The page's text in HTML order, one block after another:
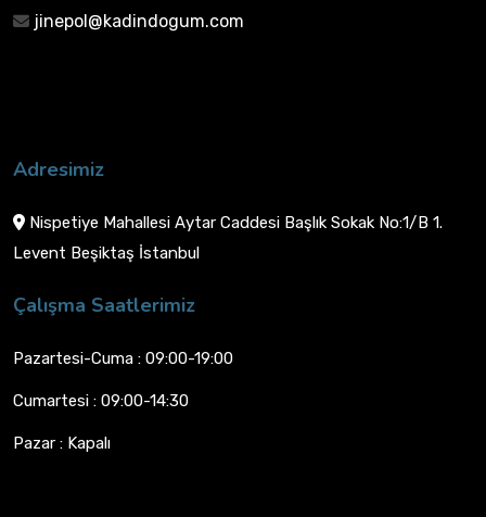
jinepol@kadindogum.com
Adresimiz
Nispetiye Mahallesi Aytar Caddesi Başlık Sokak No:1/B 1.
Levent Beşiktaş İstanbul
Çalışma Saatlerimiz
Pazartesi-Cuma : 09:00-19:00
Cumartesi : 09:00-14:30
Pazar : Kapalı